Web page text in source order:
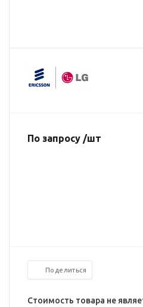
По запросу /шт
Поделиться
Стоимость товара не